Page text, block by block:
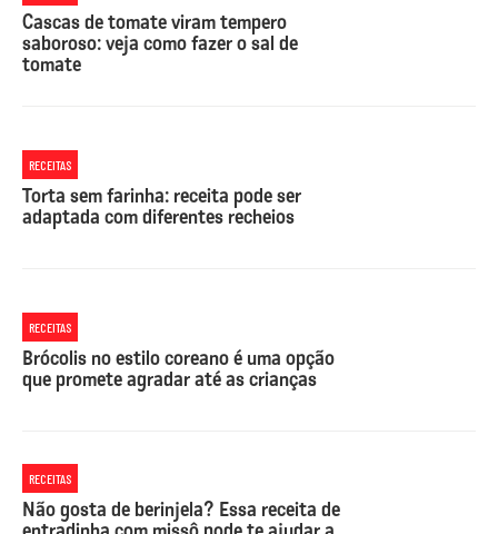
Cascas de tomate viram tempero
saboroso: veja como fazer o sal de
tomate
RECEITAS
Torta sem farinha: receita pode ser
adaptada com diferentes recheios
RECEITAS
Brócolis no estilo coreano é uma opção
que promete agradar até as crianças
RECEITAS
Não gosta de berinjela? Essa receita de